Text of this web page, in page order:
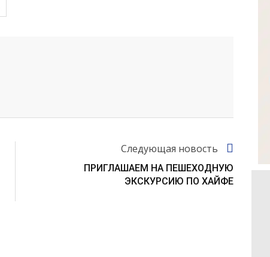
Следующая новость
ПРИГЛАШАЕМ НА ПЕШЕХОДНУЮ
ЭКСКУРСИЮ ПО ХАЙФЕ